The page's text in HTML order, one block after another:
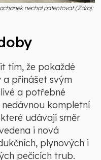
nechal patentovat (Zdroj:
tím, že pokaždé
přinášet svým
a potřebné
kompletní
udávají směr
i nová
plynových i
pečicích trub.